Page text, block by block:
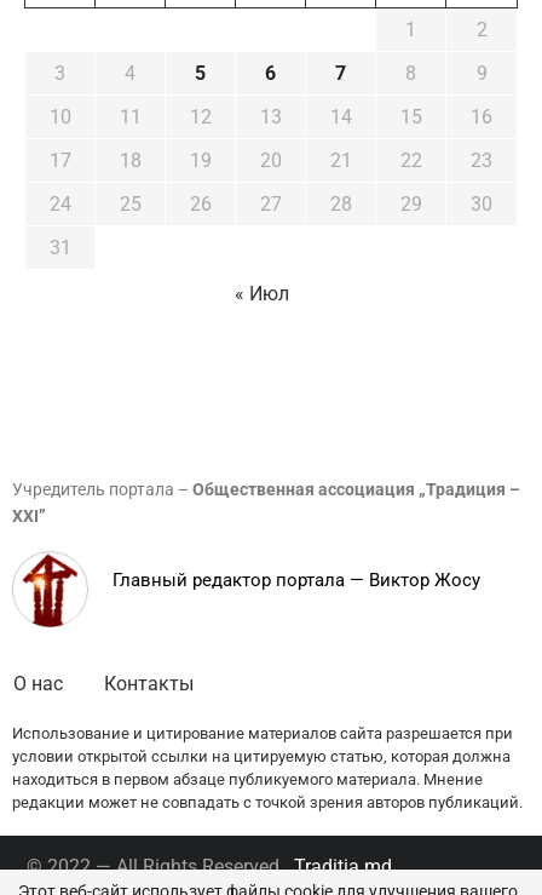
1
2
3
4 5 6 7 8
9
10
11 12 13 14 15
16
17
18 19 20 21 22
23
24
25 26 27 28 29
30
31
« Июл
Учредитель портала – Общественная ассоциация „Традиция –
XXI”
Главный редактор портала — Виктор Жосу
О нас Контакты
Использование и цитирование материалов сайта разрешается при
условии открытой ссылки на цитируемую статью, которая должна
находиться в первом абзаце публикуемого материала. Мнение
редакции может не совпадать с точкой зрения авторов публикаций.
© 2022 — All Rights Reserved.Traditia.md